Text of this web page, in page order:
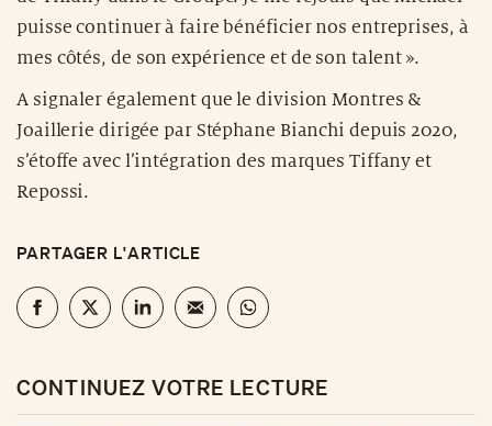
puisse continuer à faire bénéficier nos entreprises, à
mes côtés, de son expérience et de son talent ».
A signaler également que le division Montres &
Joaillerie dirigée par Stéphane Bianchi depuis 2020,
s’étoffe avec l’intégration des marques Tiffany et
Repossi.
PARTAGER L'ARTICLE
CONTINUEZ VOTRE LECTURE